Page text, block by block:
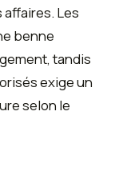
Les
benne
tandis
exige un
selon le